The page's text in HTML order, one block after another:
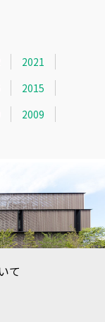
2021
2015
2009
て